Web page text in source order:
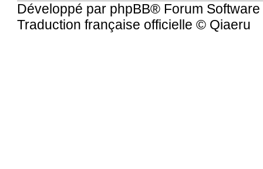
Développé par phpBB® Forum
Traduction française officielle © Qiaeru